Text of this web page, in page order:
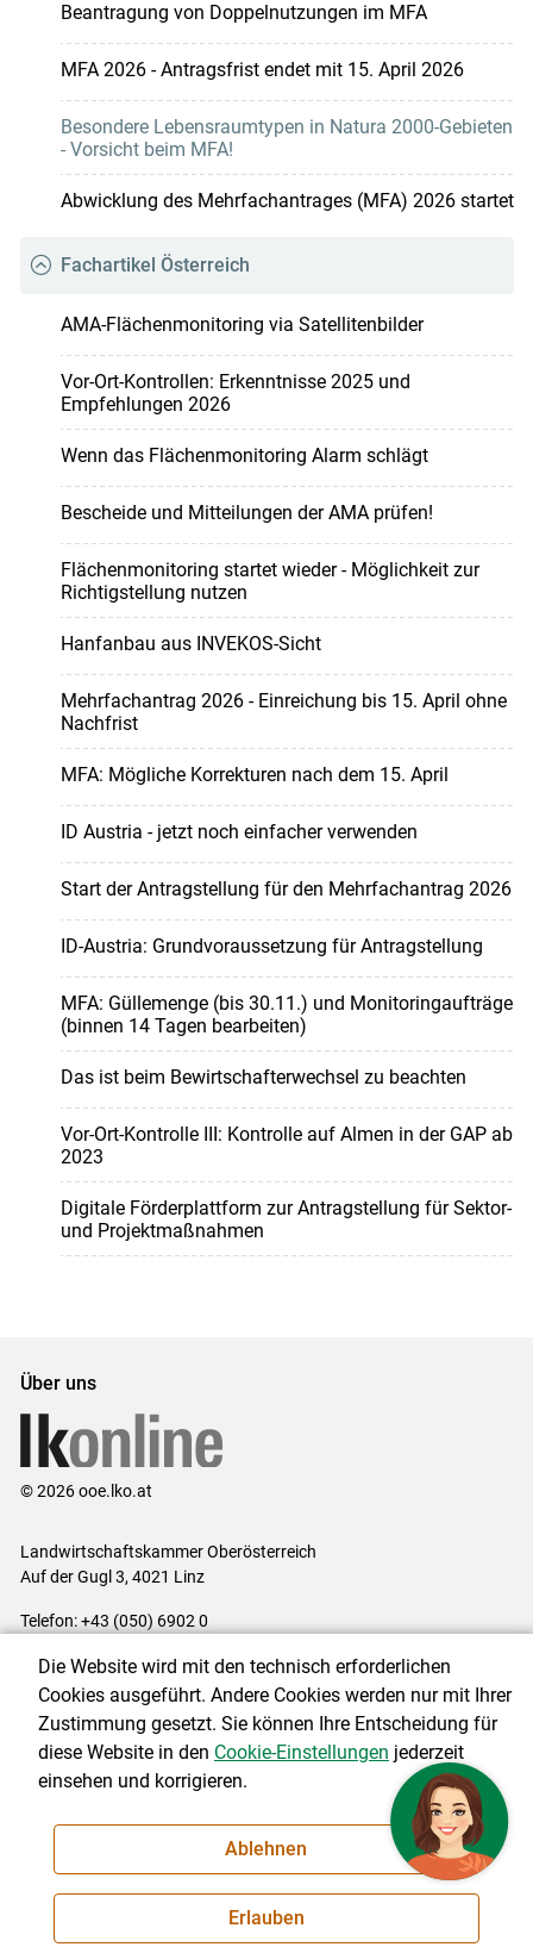
Beantragung von Doppelnutzungen im MFA
MFA 2026 - Antragsfrist endet mit 15. April 2026
Besondere Lebensraumtypen in Natura 2000-Gebieten
- Vorsicht beim MFA!
Abwicklung des Mehrfachantrages (MFA) 2026 startet
Fachartikel Österreich
AMA-Flächenmonitoring via Satellitenbilder
Vor-Ort-Kontrollen: Erkenntnisse 2025 und
Empfehlungen 2026
Wenn das Flächenmonitoring Alarm schlägt
Bescheide und Mitteilungen der AMA prüfen!
Flächenmonitoring startet wieder - Möglichkeit zur
Richtigstellung nutzen
Hanfanbau aus INVEKOS-Sicht
Mehrfachantrag 2026 - Einreichung bis 15. April ohne
Nachfrist
MFA: Mögliche Korrekturen nach dem 15. April
ID Austria - jetzt noch einfacher verwenden
Start der Antragstellung für den Mehrfachantrag 2026
ID-Austria: Grundvoraussetzung für Antragstellung
MFA: Güllemenge (bis 30.11.) und Monitoringaufträge
(binnen 14 Tagen bearbeiten)
Das ist beim Bewirtschafterwechsel zu beachten
Vor-Ort-Kontrolle III: Kontrolle auf Almen in der GAP ab
2023
Digitale Förderplattform zur Antragstellung für Sektor-
und Projektmaßnahmen
Über uns
© 2026 ooe.lko.at
Landwirtschaftskammer Oberösterreich
Auf der Gugl 3, 4021 Linz
Telefon: +43 (050) 6902 0
Impressum|Kontakt|Gewinnspiele|Datenschutzerklärung |
Barrierefreiheit
Cookie-Einstellungen
NEWSLETTER
Die Website wird mit den technisch erforderlichen
Cookies ausgeführt. Andere Cookies werden nur mit Ihrer
Zustimmung gesetzt. Sie können Ihre Entscheidung für
diese Website in den Cookie-Einstellungen jederzeit
einsehen und korrigieren.
Ablehnen
Erlauben